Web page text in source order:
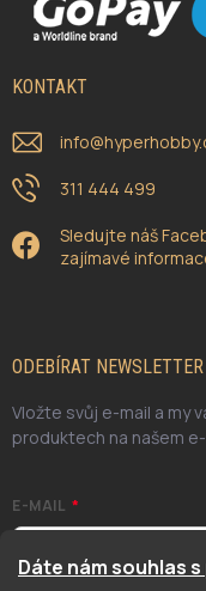
Dáte nám souhlas
KONTAKT
info@
311 444 499
Sledujte náš
zajímavé
ODEBÍRAT NEWSLETTER
Vložte svůj e-mail a my
produktech na našem
E-MAIL